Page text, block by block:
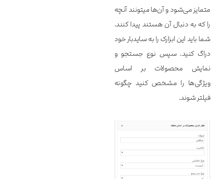
متمایز می‌شود و آن‌‌‌‌‌ها میتونند آنچه
را که به دنبال آن هستند پیدا کنند.
شما باید این ابزارک را به سایدبار خود
دراگ کنید. سپس نوع جستجو و
نمایش محصولات بر اساس
ویژگی‌ها را مشخص کنید چگونه
فیلتر شوند.